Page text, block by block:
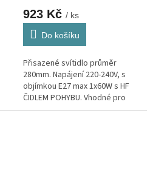
923 Kč / ks
Do košíku
Přisazené svítidlo průměr
280mm. Napájení 220-240V, s
objímkou E27 max 1x60W s HF
ČIDLEM POHYBU. Vhodné pro
VENKOVNÍ montáž IP44